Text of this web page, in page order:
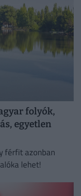
folyók,
egyetlen
férfit azonban
lehet!